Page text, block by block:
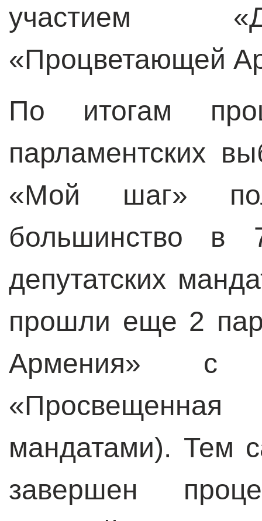
участием
«Процветающей
По итогам
парламентских
«Мой шаг»
большинство в
депутатских
прошли еще 2
Армения»
мандатами). Тем
завершен